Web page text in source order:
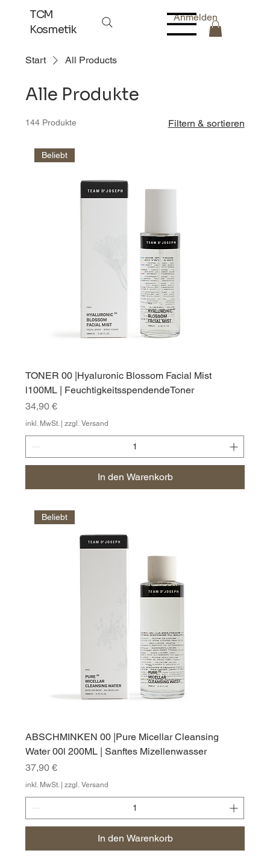
TCM
Kosmetik
Anmelden
Start All Products
Alle Produkte
144 Produkte Filtern & sortieren
Beliebt
TONER 00 |Hyaluronic Blossom Facial Mist
l100ML | FeuchtigkeitsspendendeToner
Preis
34,90 €
inkl. MwSt.|zzgl. Versand
In den Warenkorb
Beliebt
ABSCHMINKEN 00 |Pure Micellar Cleansing
Water 00l 200ML | Sanftes Mizellenwasser
Preis
37,90 €
inkl. MwSt.|zzgl. Versand
In den Warenkorb